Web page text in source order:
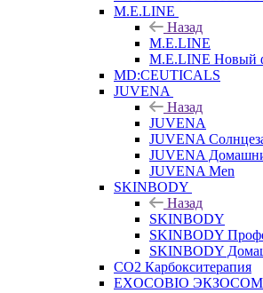
M.E.LINE
Назад
M.E.LINE
M.E.LINE Новый
MD:CEUTICALS
JUVENA
Назад
JUVENA
JUVENA
JUVENA
JUVENA Men
SKINBODY
Назад
SKINBODY
SKINBODY
SKINBODY
CO2 Карбокситерапия
EXOCOBIO